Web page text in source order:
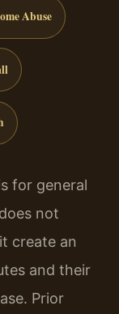
Abuse
for general
not
create an
and their
Prior